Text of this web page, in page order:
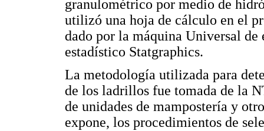
granulométrico por medio de
utilizó una hoja de cálculo en el
dado por la máquina Universal
estadístico Statgraphics.
La metodología utilizada para
de los ladrillos fue tomada de la
de unidades de mampostería y
expone, los procedimientos de